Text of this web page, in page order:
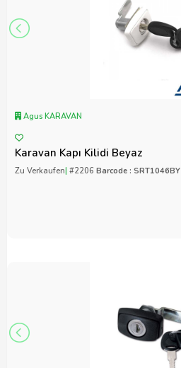
Agus KARAVAN
Karavan Kapı Kilidi Beyaz
Zu Verkaufen| #2206 Barcode : SRT1046BY